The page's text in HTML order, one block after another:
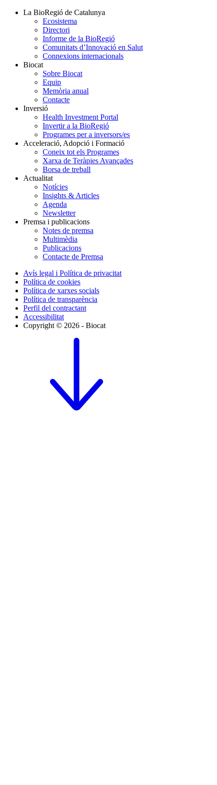
La BioRegió de Catalunya
Ecosistema
Directori
Informe de la BioRegió
Comunitats d’Innovació en Salut
Connexions internacionals
Biocat
Sobre Biocat
Equip
Memòria anual
Contacte
Inversió
Health Investment Portal
Invertir a la BioRegió
Programes per a inversors/es
Acceleració, Adopció i Formació
Coneix tot els Programes
Xarxa de Teràpies Avançades
Borsa de treball
Actualitat
Notícies
Insights & Articles
Agenda
Newsletter
Premsa i publicacions
Notes de premsa
Multimèdia
Publicacions
Contacte de Premsa
Avís legal i Política de privacitat
Política de cookies
Política de xarxes socials
Política de transparència
Perfil del contractant
Accessibilitat
Copyright © 2026 - Biocat